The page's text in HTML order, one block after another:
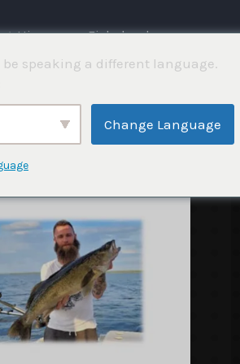
⌂ Hjemme Fiskekonkurranser
speaking a different language.
Change Language